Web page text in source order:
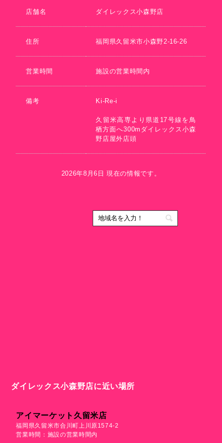
店舗名 ダイレックス小森野店
住所 福岡県久留米市小森野2-16-26
営業時間 施設の営業時間内
備考 Ki-Re-i
久留米高専より県道17号線を鳥
栖方面へ300mダイレックス小森
野店屋外店頭
2026年8月6日 現在の情報です。
ダイレックス小森野店に近い場所
アイマーケット久留米店
福岡県久留米市合川町上川原1574-2
営業時間：施設の営業時間内